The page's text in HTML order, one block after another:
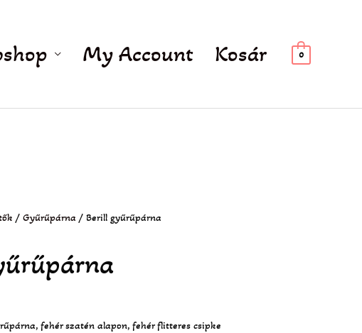
My Account Kosár 0
/ Gyűrűpárna / Berill gyűrűpárna
fehér szatén alapon, fehér flitteres csipke